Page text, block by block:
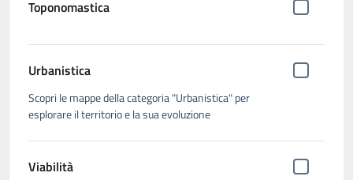
Toponomastica
Urbanistica
Scopri le mappe della categoria "Urbanistica" per
esplorare il territorio e la sua evoluzione
Viabilità